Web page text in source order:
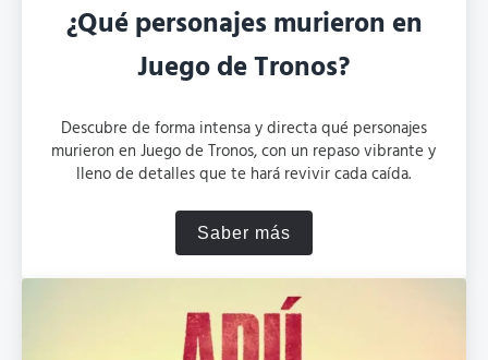
¿Qué personajes murieron en
Juego de Tronos?
Descubre de forma intensa y directa qué personajes
murieron en Juego de Tronos, con un repaso vibrante y
lleno de detalles que te hará revivir cada caída.
Saber más¿Qué personajes murieron